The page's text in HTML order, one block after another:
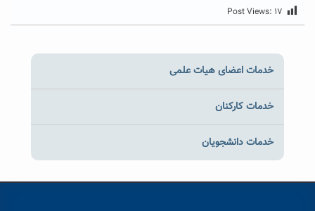
Post Views: ۱۷
خدمات اعضای هیات علمی
خدمات کارکنان
خدمات دانشجویان